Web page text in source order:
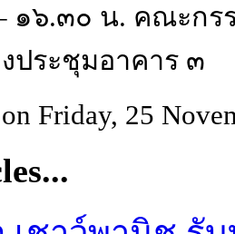
๑๖.๓๐ น. คณะกร
ประชุมอาคาร ๓
Friday, 25